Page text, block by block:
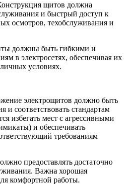
щитов должна
и быстрый доступ к
осмотров, техобслуживания и
должны быть гибкими и
в электросетях, обеспечивая их
условиях.
электрощитов должно быть
и соответствовать стандартам
избегать мест с агрессивными
и обеспечивать
требованиям
предоставлять достаточно
Важна хорошая
комфортной работы.